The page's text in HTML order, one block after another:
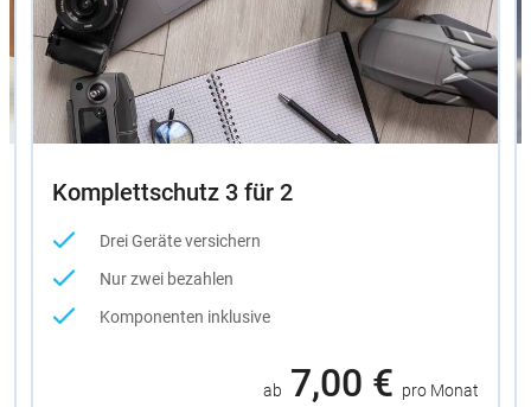
Komplettschutz 3 für 2
Drei Geräte versichern
Nur zwei bezahlen
Komponenten inklusive
ab 7,00 € pro Monat